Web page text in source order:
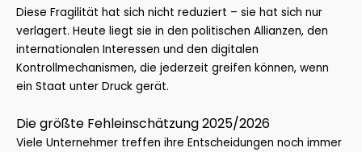
Diese Fragilität hat sich nicht reduziert – sie hat sich nur
verlagert. Heute liegt sie in den politischen Allianzen, den
internationalen Interessen und den digitalen
Kontrollmechanismen, die jederzeit greifen können, wenn
ein Staat unter Druck gerät.
Die größte Fehleinschätzung 2025/2026
Viele Unternehmer treffen ihre Entscheidungen noch immer